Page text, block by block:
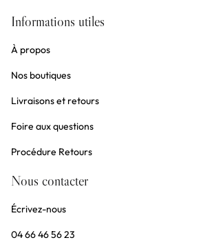
Informations utiles
À propos
Nos boutiques
Livraisons et retours
Foire aux questions
Procédure Retours
Nous contacter
Écrivez-nous
04 66 46 56 23